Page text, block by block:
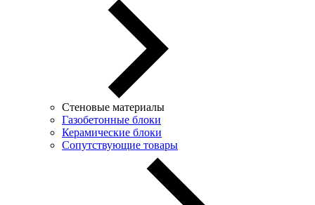
Стеновые материалы
Газобетонные блоки
Керамические блоки
Сопутствующие товары